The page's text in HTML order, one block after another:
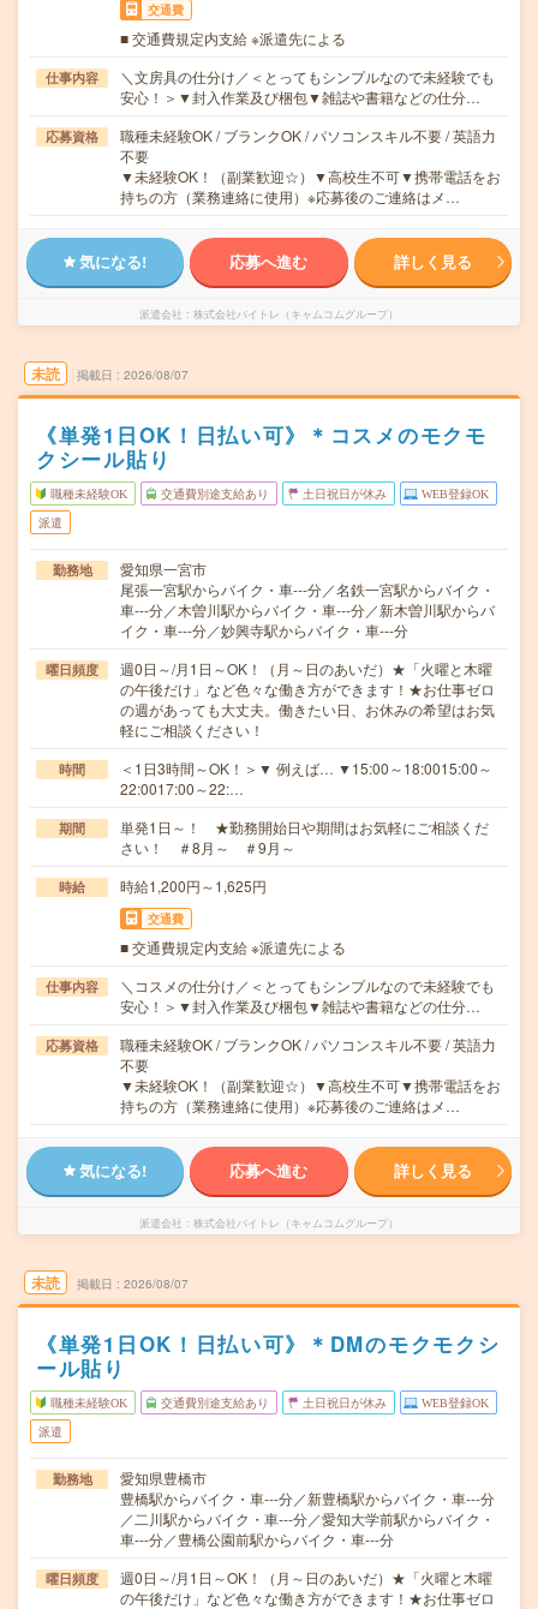
交通費
■ 交通費規定内支給 ※派遣先による
仕事内容
＼文房具の仕分け／＜とってもシンプルなので未経験でも
安心！＞▼封入作業及び梱包▼雑誌や書籍などの仕分…
応募資格
職種未経験OK / ブランクOK / パソコンスキル不要 / 英語力
不要
▼未経験OK！（副業歓迎☆）▼高校生不可▼携帯電話をお
持ちの方（業務連絡に使用）※応募後のご連絡はメ…
気になる! 応募へ進む 詳しく見る
派遣会社 株式会社バイトレ（キャムコムグループ）
未読 掲載日 2026/08/07
《単発1日OK！日払い可》＊コスメのモクモ
クシール貼り
職種未経験OK 交通費別途支給あり 土日祝日が休み WEB登録OK
派遣
勤務地
愛知県一宮市
尾張一宮駅からバイク・車---分／名鉄一宮駅からバイク・
車---分／木曽川駅からバイク・車---分／新木曽川駅からバ
イク・車---分／妙興寺駅からバイク・車---分
曜日頻度
週0日～/月1日～OK！（月～日のあいだ）★「火曜と木曜
の午後だけ」など色々な働き方ができます！★お仕事ゼロ
の週があっても大丈夫。働きたい日、お休みの希望はお気
軽にご相談ください！
時間
＜1日3時間～OK！＞▼ 例えば… ▼15:00～18:0015:00～
22:0017:00～22:…
期間
単発1日～！ ★勤務開始日や期間はお気軽にご相談くだ
さい！ ＃8月～ ＃9月～
時給 時給1,200円～1,625円
交通費
■ 交通費規定内支給 ※派遣先による
仕事内容
＼コスメの仕分け／＜とってもシンプルなので未経験でも
安心！＞▼封入作業及び梱包▼雑誌や書籍などの仕分…
応募資格
職種未経験OK / ブランクOK / パソコンスキル不要 / 英語力
不要
▼未経験OK！（副業歓迎☆）▼高校生不可▼携帯電話をお
持ちの方（業務連絡に使用）※応募後のご連絡はメ…
気になる! 応募へ進む 詳しく見る
派遣会社 株式会社バイトレ（キャムコムグループ）
未読 掲載日 2026/08/07
《単発1日OK！日払い可》＊DMのモクモクシ
ール貼り
職種未経験OK 交通費別途支給あり 土日祝日が休み WEB登録OK
派遣
勤務地
愛知県豊橋市
豊橋駅からバイク・車---分／新豊橋駅からバイク・車---分
／二川駅からバイク・車---分／愛知大学前駅からバイク・
車---分／豊橋公園前駅からバイク・車---分
曜日頻度
週0日～/月1日～OK！（月～日のあいだ）★「火曜と木曜
の午後だけ」など色々な働き方ができます！★お仕事ゼロ